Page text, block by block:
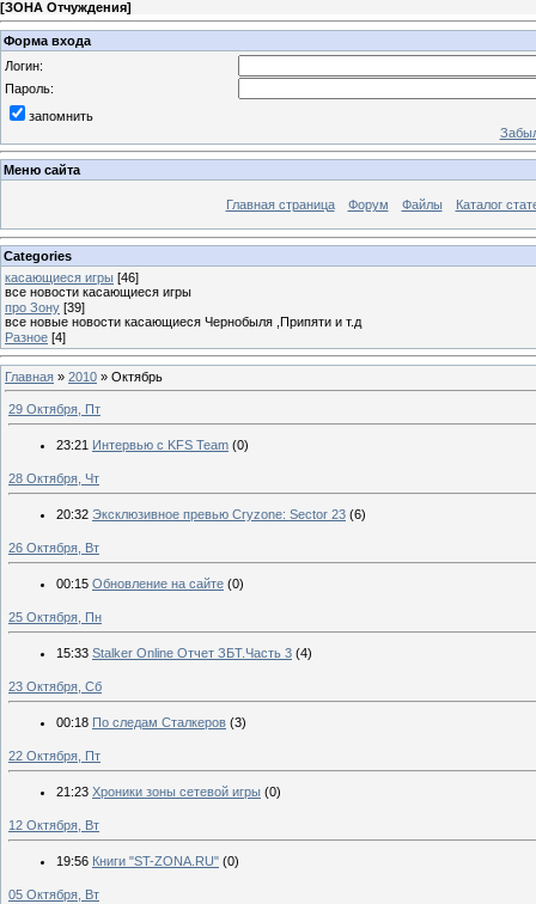
[ЗОНА Отчуждения]
Форма входа
Логин:
Пароль:
запомнить
Меню сайта
Главная страница Форум Файлы Каталог
Categories
касающиеся игры [46]
все новости касающиеся игры
про Зону [39]
все новые новости касающиеся Чернобыля ,Припяти и т.д
Разное [4]
Главная » 2010 » Октябрь
29 Октября, Пт
23:21 Интервью с KFS Team (0)
28 Октября, Чт
20:32 Эксклюзивное превью Cryzone: Sector 23 (6)
26 Октября, Вт
00:15 Обновление на сайте (0)
25 Октября, Пн
15:33 Stalker Online Отчет ЗБТ.Часть 3 (4)
23 Октября, Сб
00:18 По следам Сталкеров (3)
22 Октября, Пт
21:23 Хроники зоны сетевой игры (0)
12 Октября, Вт
19:56 Книги "ST-ZONA.RU" (0)
05 Октября, Вт